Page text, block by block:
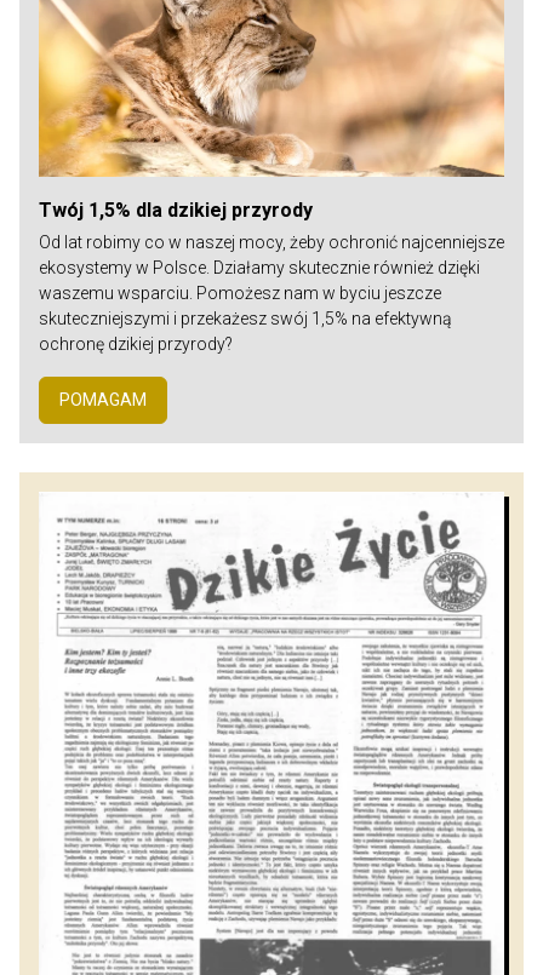
Twój 1,5% dla dzikiej przyrody
Od lat robimy co w naszej mocy, żeby ochronić najcenniejsze
ekosystemy w Polsce. Działamy skutecznie również dzięki
waszemu wsparciu. Pomożesz nam w byciu jeszcze
skuteczniejszymi i przekażesz swój 1,5% na efektywną
ochronę dzikiej przyrody?
POMAGAM